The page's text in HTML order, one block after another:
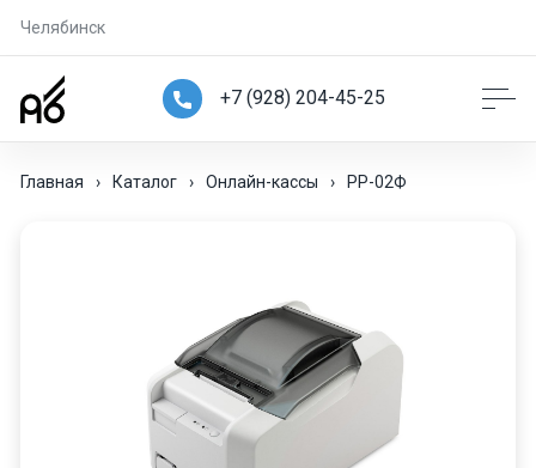
Челябинск
+7 (928) 204-45-25
Главная › Каталог › Онлайн-кассы › РР-02Ф